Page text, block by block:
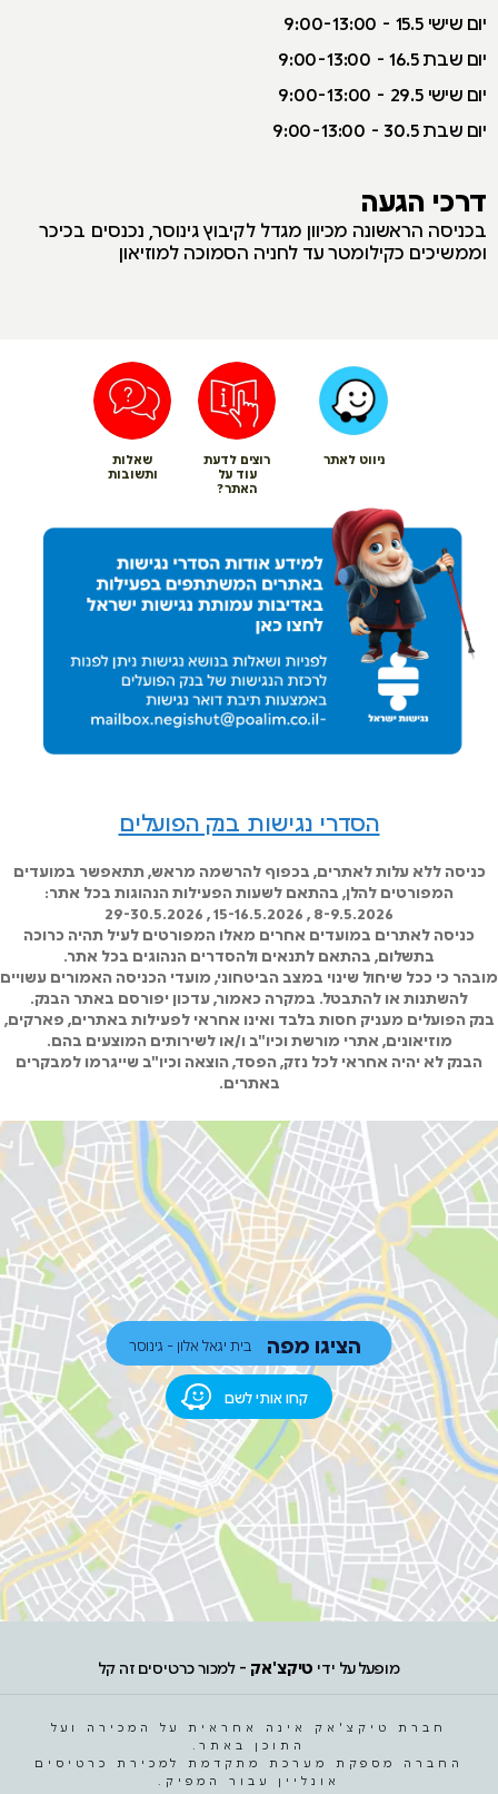
יום שישי 15.5 - 9:00-13:00
יום שבת 16.5 - 9:00-13:00
יום שישי 29.5 - 9:00-13:00
יום שבת 30.5 - 9:00-13:00
דרכי הגעה
בכניסה הראשונה מכיוון מגדל לקיבוץ גינוסר, נכנסים בכיכר
וממשיכים כקילומטר עד לחניה הסמוכה למוזיאון
ניווט לאתר
רוצים לדעת
עוד על
האתר?
שאלות
ותשובות
הסדרי נגישות בנק הפועלים
כניסה ללא עלות לאתרים, בכפוף להרשמה מראש, תתאפשר במועדים
המפורטים להלן, בהתאם לשעות הפעילות הנהוגות בכל אתר:
8-9.5.2026 , 15-16.5.2026 , 29-30.5.2026
כניסה לאתרים במועדים אחרים מאלו המפורטים לעיל תהיה כרוכה
בתשלום, בהתאם לתנאים ולהסדרים הנהוגים בכל אתר.
מובהר כי ככל שיחול שינוי במצב הביטחוני, מועדי הכניסה האמורים עשויים
להשתנות או להתבטל. במקרה כאמור, עדכון יפורסם באתר הבנק.
בנק הפועלים מעניק חסות בלבד ואינו אחראי לפעילות באתרים, פארקים,
מוזיאונים, אתרי מורשת וכיו"ב ו/או לשירותים המוצעים בהם.
הבנק לא יהיה אחראי לכל נזק, הפסד, הוצאה וכיו"ב שייגרמו למבקרים
באתרים.
קחו אותי לשם
הציגו מפה בית יגאל אלון - גינוסר
מופעל על ידי טיקצ'אק - למכור כרטיסים זה קל
חברת טיקצ'אק אינה אחראית על המכירה ועל
התוכן באתר.
החברה מספקת מערכת מתקדמת למכירת כרטיסים
אונליין עבור המפיק.